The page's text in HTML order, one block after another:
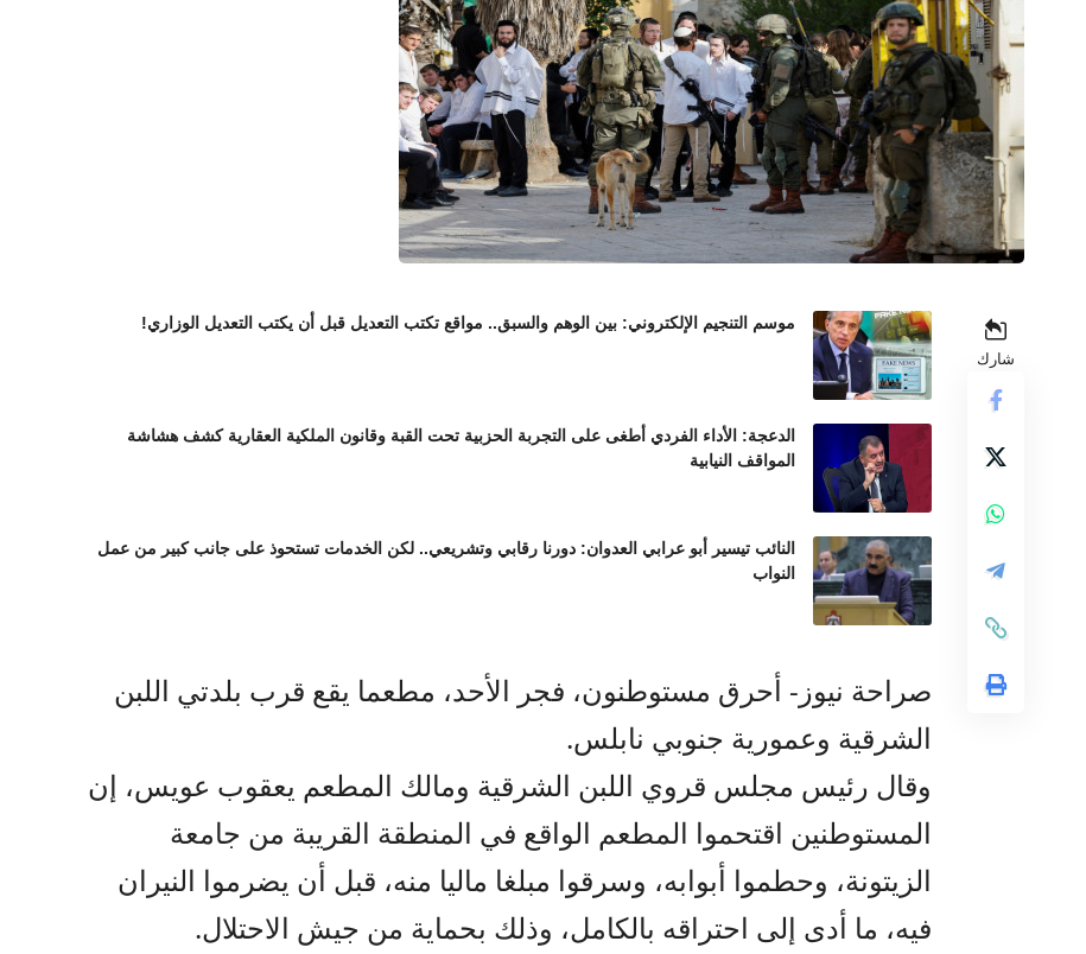
شارك
موسم التنجيم الإلكتروني: بين الوهم والسبق.. مواقع تكتب التعديل قبل أن يكتب التعديل الوزاري!
الدعجة: الأداء الفردي أطغى على التجربة الحزبية تحت القبة وقانون الملكية العقارية كشف هشاشة
المواقف النيابية
النائب تيسير أبو عرابي العدوان: دورنا رقابي وتشريعي.. لكن الخدمات تستحوذ على جانب كبير من عمل
النواب
صراحة نيوز- أحرق مستوطنون، فجر الأحد، مطعما يقع قرب بلدتي اللبن
الشرقية وعمورية جنوبي نابلس.
وقال رئيس مجلس قروي اللبن الشرقية ومالك المطعم يعقوب عويس، إن
المستوطنين اقتحموا المطعم الواقع في المنطقة القريبة من جامعة
الزيتونة، وحطموا أبوابه، وسرقوا مبلغا ماليا منه، قبل أن يضرموا النيران
فيه، ما أدى إلى احتراقه بالكامل، وذلك بحماية من جيش الاحتلال.